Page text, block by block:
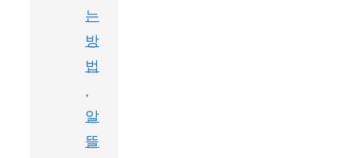
는
방
법
,
알
뜰